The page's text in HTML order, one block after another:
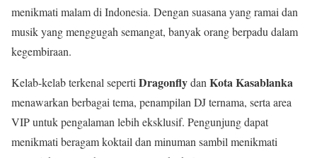
menikmati malam di Indonesia. Dengan suasana yang ramai dan
musik yang menggugah semangat, banyak orang berpadu dalam
kegembiraan.
Kelab-kelab terkenal seperti Dragonflydan Kota Kasablanka
menawarkan berbagai tema, penampilan DJ ternama, serta area
VIP untuk pengalaman lebih eksklusif. Pengunjung dapat
menikmati beragam koktail dan minuman sambil menikmati